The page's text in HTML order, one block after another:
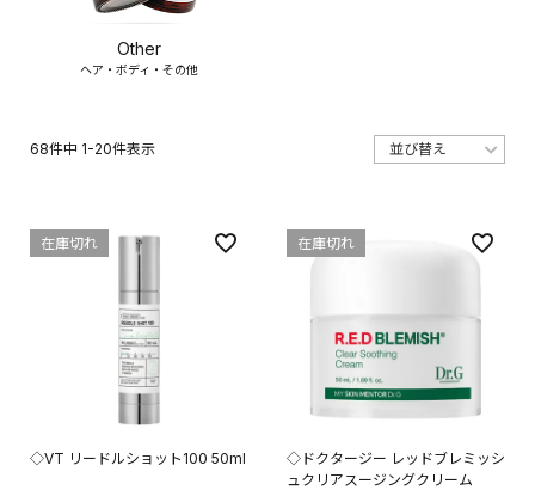
Other
ヘア・ボディ・その他
68件中 1-20件表示
◇VT リードルショット100 50ml
在庫切れ
◇ドクタージー レッドブレミッシ
ュクリアスージングクリーム
在庫切れ